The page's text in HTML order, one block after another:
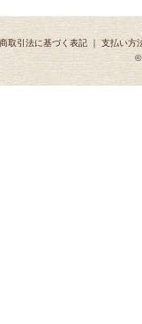
取引法に基づく表記 ｜ 支払い方
©